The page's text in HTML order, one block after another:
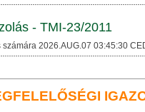
- TMI-23/2011
2026.AUG.07 03:45:30